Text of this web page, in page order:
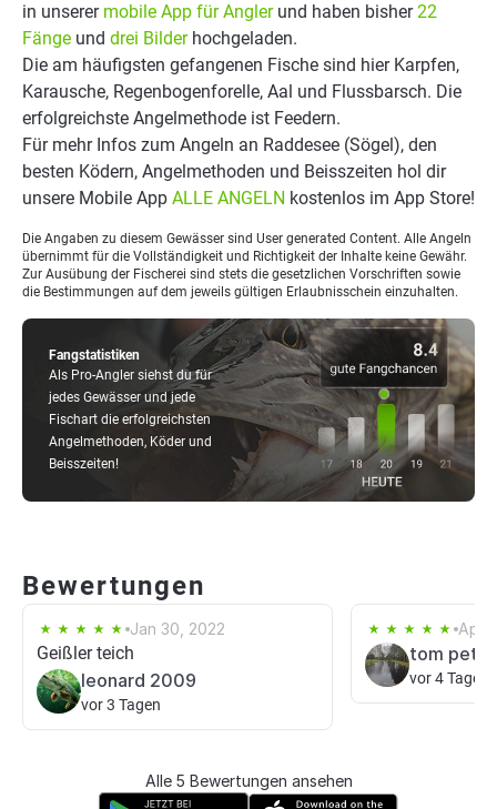
Fangstatistiken
Als Pro-Angler siehst du für
jedes Gewässer und jede
Fischart die erfolgreichsten
Angelmethoden, Köder und
Beisszeiten!
in unserer mobile App für Anglerund haben bisher22
Fänge und drei Bilderhochgeladen.
Die am häufigsten gefangenen Fische sind hier Karpfen,
Karausche, Regenbogenforelle, Aal und Flussbarsch. Die
erfolgreichste Angelmethode ist Feedern.
Für mehr Infos zum Angeln an Raddesee (Sögel), den
besten Ködern, Angelmethoden und Beisszeiten hol dir
unsere Mobile App ALLE ANGELN kostenlos im App Store!
Die Angaben zu diesem Gewässer sind User generated Content. Alle Angeln
übernimmt für die Vollständigkeit und Richtigkeit der Inhalte keine Gewähr.
Zur Ausübung der Fischerei sind stets die gesetzlichen Vorschriften sowie
die Bestimmungen auf dem jeweils gültigen Erlaubnisschein einzuhalten.
Bewertungen
Jan 30, 2022
Geißler teich
leonard 2009
vor 3 Tagen
Apr
tom
vor 4 Tagen
Alle 5 Bewertungen ansehen